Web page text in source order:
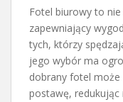
Fotel biurowy to
zapewniający
tych, którzy
jego wybór ma
dobrany fotel może
postawę,